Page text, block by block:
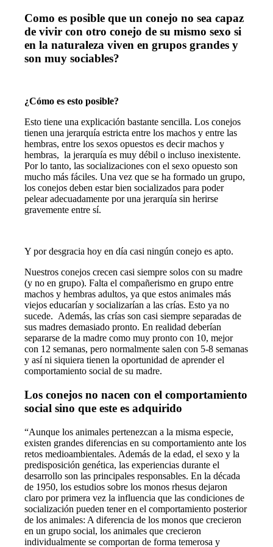
Como es posible que un conejo no sea capaz
de vivir con otro conejo de su mismo sexo si
en la naturaleza viven en grupos grandes y
son muy sociables?
¿Cómo es esto posible?
Esto tiene una explicación bastante sencilla. Los conejos
tienen una jerarquía estricta entre los machos y entre las
hembras, entre los sexos opuestos es decir machos y
hembras, la jerarquía es muy débil o incluso inexistente.
Por lo tanto, las socializaciones con el sexo opuesto son
mucho más fáciles. Una vez que se ha formado un grupo,
los conejos deben estar bien socializados para poder
pelear adecuadamente por una jerarquía sin herirse
gravemente entre sí.
Y por desgracia hoy en día casi ningún conejo es apto.
Nuestros conejos crecen casi siempre solos con su madre
(y no en grupo). Falta el compañerismo en grupo entre
machos y hembras adultos, ya que estos animales más
viejos educarían y socializarían a las crías. Esto ya no
sucede. Además, las crías son casi siempre separadas de
sus madres demasiado pronto. En realidad deberían
separarse de la madre como muy pronto con 10, mejor
con 12 semanas, pero normalmente salen con 5-8 semanas
y así ni siquiera tienen la oportunidad de aprender el
comportamiento social de su madre.
Los conejos no nacen con el comportamiento
social sino que este es adquirido
“Aunque los animales pertenezcan a la misma especie,
existen grandes diferencias en su comportamiento ante los
retos medioambientales. Además de la edad, el sexo y la
predisposición genética, las experiencias durante el
desarrollo son las principales responsables. En la década
de 1950, los estudios sobre los monos rhesus dejaron
claro por primera vez la influencia que las condiciones de
socialización pueden tener en el comportamiento posterior
de los animales: A diferencia de los monos que crecieron
en un grupo social, los animales que crecieron
individualmente se comportan de forma temerosa y